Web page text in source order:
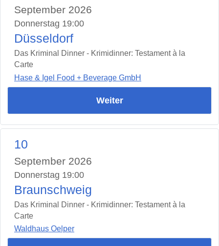
September 2026
Donnerstag 19:00
Düsseldorf
Das Kriminal Dinner - Krimidinner: Testament à la
Carte
Hase & Igel Food + Beverage GmbH
Weiter
10
September 2026
Donnerstag 19:00
Braunschweig
Das Kriminal Dinner - Krimidinner: Testament à la
Carte
Waldhaus Oelper